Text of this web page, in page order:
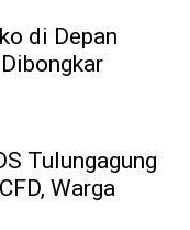
di Depan
Tulungagung
Warga